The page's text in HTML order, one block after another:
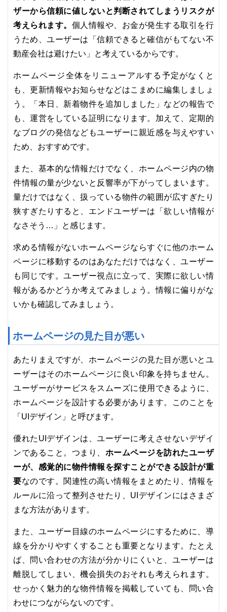
ザーから信頼に値しないと判断されてしまうリスクが
考えられます。 個人情報や、お金が発生する取引を行
うため、ユーザーは「信頼できると確信がもてない不
動産会社は避けたい」と考えているからです。
ホームページ全体をリニューアルする予定がなくと
も、更新情報やお知らせなどはこまめに編集しましょ
う。「本日、新着物件を追加しました」などの報告で
も、運営をしている証明になります。加えて、定期的
なブログの発信などもユーザーに親近感を与えやすい
ため、おすすめです。
また、基本的な情報だけでなく、ホームページ内の物
件情報の量が少ないと反響率が下がってしまいます。
量だけではなく、扱っている物件の範囲が広すぎたり
狭すぎたりすると、エンドユーザーは「欲しい情報が
なさそう…」と感じます。
求める情報がないホームページならすぐに他のホーム
ページに移動するのはあなただけではなく、ユーザー
も同じです。ユーザー視点に立って、実際に欲しい情
報があるかどうか考えてみましょう。情報に偏りがな
いかも確認してみましょう。
ホームページの見た目が悪い
あたりまえですが、ホームページの見た目が悪いとユ
ーザーはそのホームページに良い印象を持ちません。
ユーザーがサービスをスムーズに使用できるように、
ホームページを設計する必要があります。このことを
「UIデザイン」と呼びます。
優れたUIデザインは、ユーザーに考えさせないデザイ
ンであること。つまり、 ホームページを訪れたユーザ
ーが、感覚的に物件情報を探すことができる設計が重
要なのです。関連性の高い情報をまとめたり、情報を
ルールに沿って整列させたり、UIデザインにはさまざ
まな方法があります。
また、ユーザー目線のホームページにするために、導
線を分かりやすくすることも重要となります。たとえ
ば、問い合わせの方法が分かりにくいと、ユーザーは
離脱してしまい、機会損失のおそれも考えられます。
せっかく魅力的な物件情報を掲載していても、問い合
わせにつながらないのです。